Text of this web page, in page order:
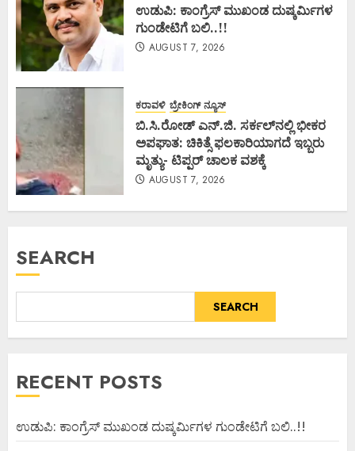
ಉಡುಪಿ: ಕಾಂಗ್ರೆಸ್ ಮುಖಂಡ ದುಷ್ಕರ್ಮಿಗಳ
ಗುಂಡೇಟಿಗೆ ಬಲಿ..!!
AUGUST 7, 2026
ಕರಾವಳಿ ಬ್ರೇಕಿಂಗ್ ನ್ಯೂಸ್
ಬಿ.ಸಿ.ರೋಡ್ ಎನ್.ಜಿ. ಸರ್ಕಲ್‌ನಲ್ಲಿ ಭೀಕರ
ಅಪಘಾತ: ಚಿಕಿತ್ಸೆ ಫಲಕಾರಿಯಾಗದೆ ಇಬ್ಬರು
ಮೃತ್ಯು- ಟಿಪ್ಪರ್ ಚಾಲಕ ವಶಕ್ಕೆ
AUGUST 7, 2026
SEARCH
SEARCH
RECENT POSTS
ಉಡುಪಿ: ಕಾಂಗ್ರೆಸ್ ಮುಖಂಡ ದುಷ್ಕರ್ಮಿಗಳ ಗುಂಡೇಟಿಗೆ ಬಲಿ..!!